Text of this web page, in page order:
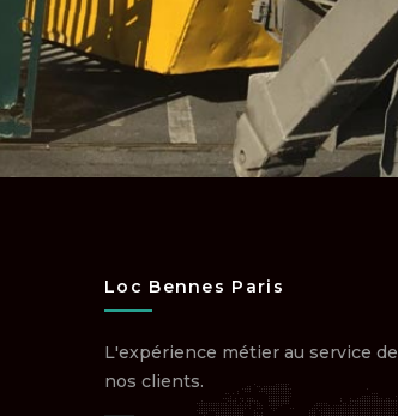
Loc Bennes Paris
L'expérience métier au service de
nos clients.